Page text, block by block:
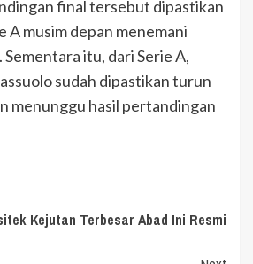
final tersebut dipastikan
A musim depan menemani
Sementara itu, dari Serie A,
sudah dipastikan turun
menunggu hasil pertandingan
Kejutan Terbesar Abad Ini Resmi